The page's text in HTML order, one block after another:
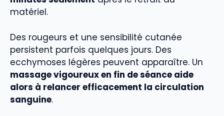
matériel.
Des rougeurs et une sensibilité cutanée
persistent parfois quelques jours. Des
ecchymoses légères peuvent apparaître. Un
massage vigoureux en fin de séance aide
alors à relancer efficacement la circulation
sanguine.